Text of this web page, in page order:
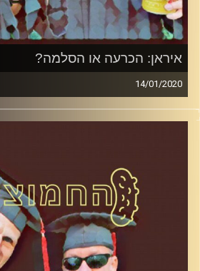
איראן: הכרעה או הסלמה?
14/01/2020
החמוצים – בפעם השלישית.
והפעם: איראן: הכרעה או הסלמה
קרדיט תמונות:AudioVersity